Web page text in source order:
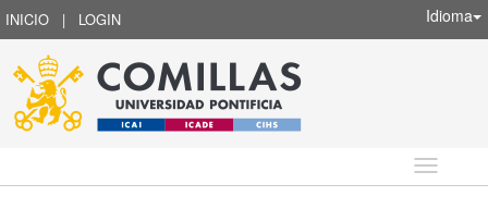
INICIO | LOGIN Idioma
Idioma